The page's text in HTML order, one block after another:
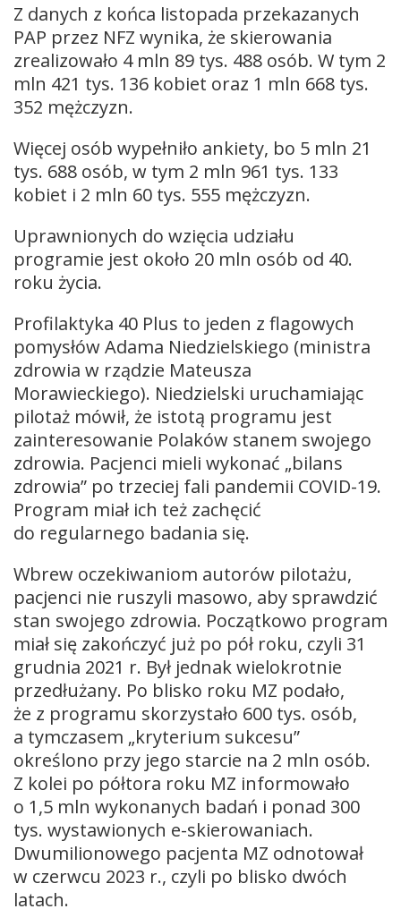
Z danych z końca listopada przekazanych
PAP przez NFZ wynika, że skierowania
zrealizowało 4 mln 89 tys. 488 osób. W tym 2
mln 421 tys. 136 kobiet oraz 1 mln 668 tys.
352 mężczyzn.
Więcej osób wypełniło ankiety, bo 5 mln 21
tys. 688 osób, w tym 2 mln 961 tys. 133
kobiet i 2 mln 60 tys. 555 mężczyzn.
Uprawnionych do wzięcia udziału
programie jest około 20 mln osób od 40.
roku życia.
Profilaktyka 40 Plus to jeden z flagowych
pomysłów Adama Niedzielskiego (ministra
zdrowia w rządzie Mateusza
Morawieckiego). Niedzielski uruchamiając
pilotaż mówił, że istotą programu jest
zainteresowanie Polaków stanem swojego
zdrowia. Pacjenci mieli wykonać „bilans
zdrowia” po trzeciej fali pandemii COVID-19.
Program miał ich też zachęcić
do regularnego badania się.
Wbrew oczekiwaniom autorów pilotażu,
pacjenci nie ruszyli masowo, aby sprawdzić
stan swojego zdrowia. Początkowo program
miał się zakończyć już po pół roku, czyli 31
grudnia 2021 r. Był jednak wielokrotnie
przedłużany. Po blisko roku MZ podało,
że z programu skorzystało 600 tys. osób,
a tymczasem „kryterium sukcesu”
określono przy jego starcie na 2 mln osób.
Z kolei po półtora roku MZ informowało
o 1,5 mln wykonanych badań i ponad 300
tys. wystawionych e-skierowaniach.
Dwumilionowego pacjenta MZ odnotował
w czerwcu 2023 r., czyli po blisko dwóch
latach.